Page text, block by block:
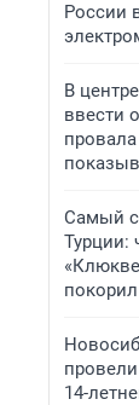
России
В
ввести
Самый
Турции:
14-